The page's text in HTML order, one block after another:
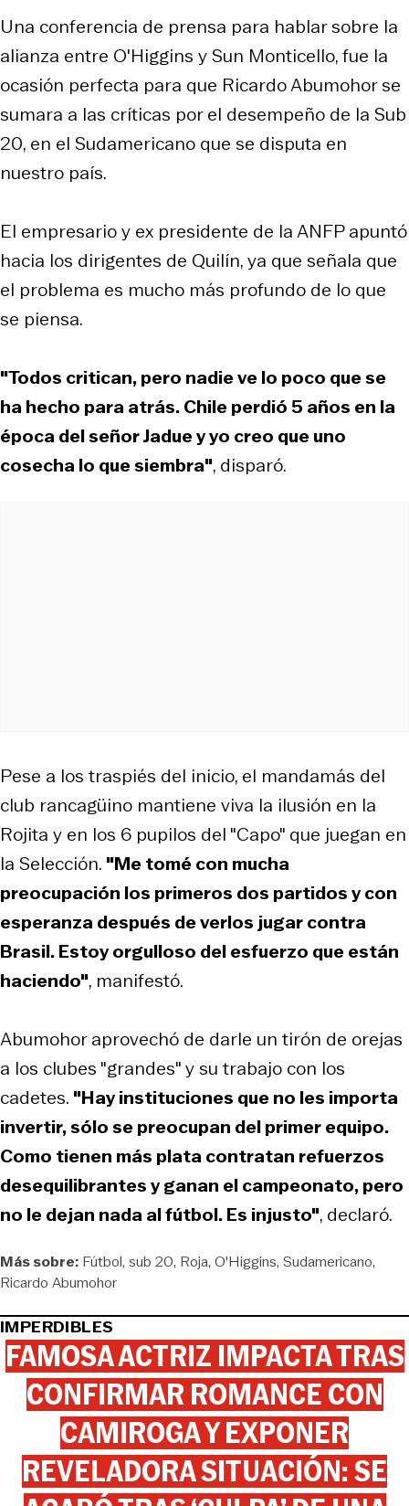
Una conferencia de prensa para hablar sobre la
alianza entre O'Higgins y Sun Monticello, fue la
ocasión perfecta para que Ricardo Abumohor se
sumara a las críticas por el desempeño de la Sub
20, en el Sudamericano que se disputa en
nuestro país.
El empresario y ex presidente de la ANFP apuntó
hacia los dirigentes de Quilín, ya que señala que
el problema es mucho más profundo de lo que
se piensa.
"Todos critican, pero nadie ve lo poco que se
ha hecho para atrás. Chile perdió 5 años en la
época del señor Jadue y yo creo que uno
cosecha lo que siembra", disparó.
Pese a los traspiés del inicio, el mandamás del
club rancagüino mantiene viva la ilusión en la
Rojita y en los 6 pupilos del "Capo" que juegan en
la Selección. "Me tomé con mucha
preocupación los primeros dos partidos y con
esperanza después de verlos jugar contra
Brasil. Estoy orgulloso del esfuerzo que están
haciendo", manifestó.
Abumohor aprovechó de darle un tirón de orejas
a los clubes "grandes" y su trabajo con los
cadetes. "Hay instituciones que no les importa
invertir, sólo se preocupan del primer equipo.
Como tienen más plata contratan refuerzos
desequilibrantes y ganan el campeonato, pero
no le dejan nada al fútbol. Es injusto", declaró.
Más sobre: Fútbol sub 20 Roja O'Higgins Sudamericano
Ricardo Abumohor
IMPERDIBLES
FAMOSA ACTRIZ IMPACTA TRAS
CONFIRMAR ROMANCE CON
CAMIROGA Y EXPONER
REVELADORA SITUACIÓN: SE